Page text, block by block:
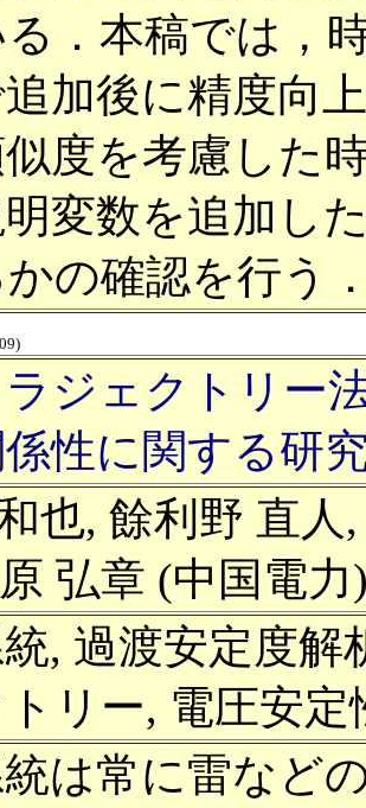
．本稿では，
加後に精度向
度を考慮した
変数を追加し
かの確認を行う
ジェクトリー
性に関する研
也, 餘利野 直
弘章 (中国電力
, 過渡安定度
リー, 電圧安定
は常に雷など